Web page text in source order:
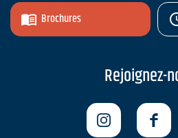
Brochures
Rejoignez-